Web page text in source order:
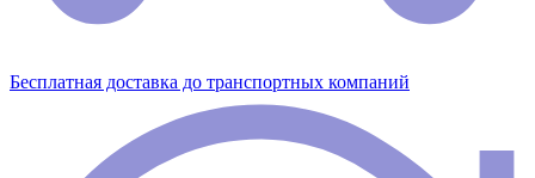
Бесплатная доставка до транспортных компаний